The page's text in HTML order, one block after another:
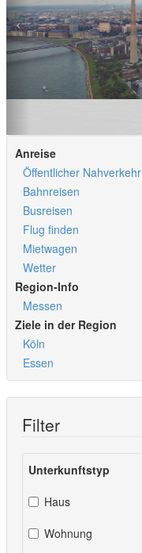
Öffentlicher Nahverkehr
Bahnreisen
Busreisen
Flug finden
Mietwagen
Wetter
Region-Info
Messen
Ziele in der Region
Köln
Essen
Filter
Unterkunftstyp
Haus
Wohnung
Zimmer